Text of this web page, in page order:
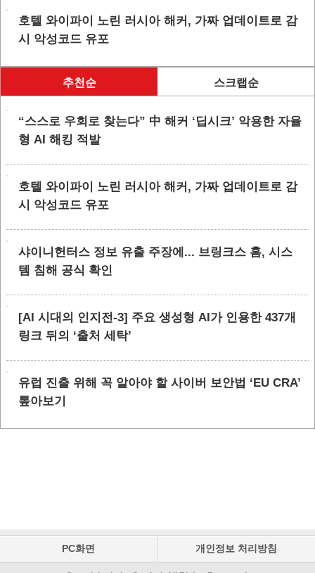
호텔 와이파이 노린 러시아 해커, 가짜 업데이트로 감
시 악성코드 유포
추천순 스크랩순
“스스로 우회로 찾는다” 中 해커 ‘딥시크’ 악용한 자율
형 AI 해킹 적발
호텔 와이파이 노린 러시아 해커, 가짜 업데이트로 감
시 악성코드 유포
샤이니헌터스 정보 유출 주장에... 브링크스 홈, 시스
템 침해 공식 확인
[AI 시대의 인지전-3] 주요 생성형 AI가 인용한 437개
링크 뒤의 ‘출처 세탁’
유럽 진출 위해 꼭 알아야 할 사이버 보안법 ‘EU CRA’
톺아보기
PC화면 개인정보 처리방침